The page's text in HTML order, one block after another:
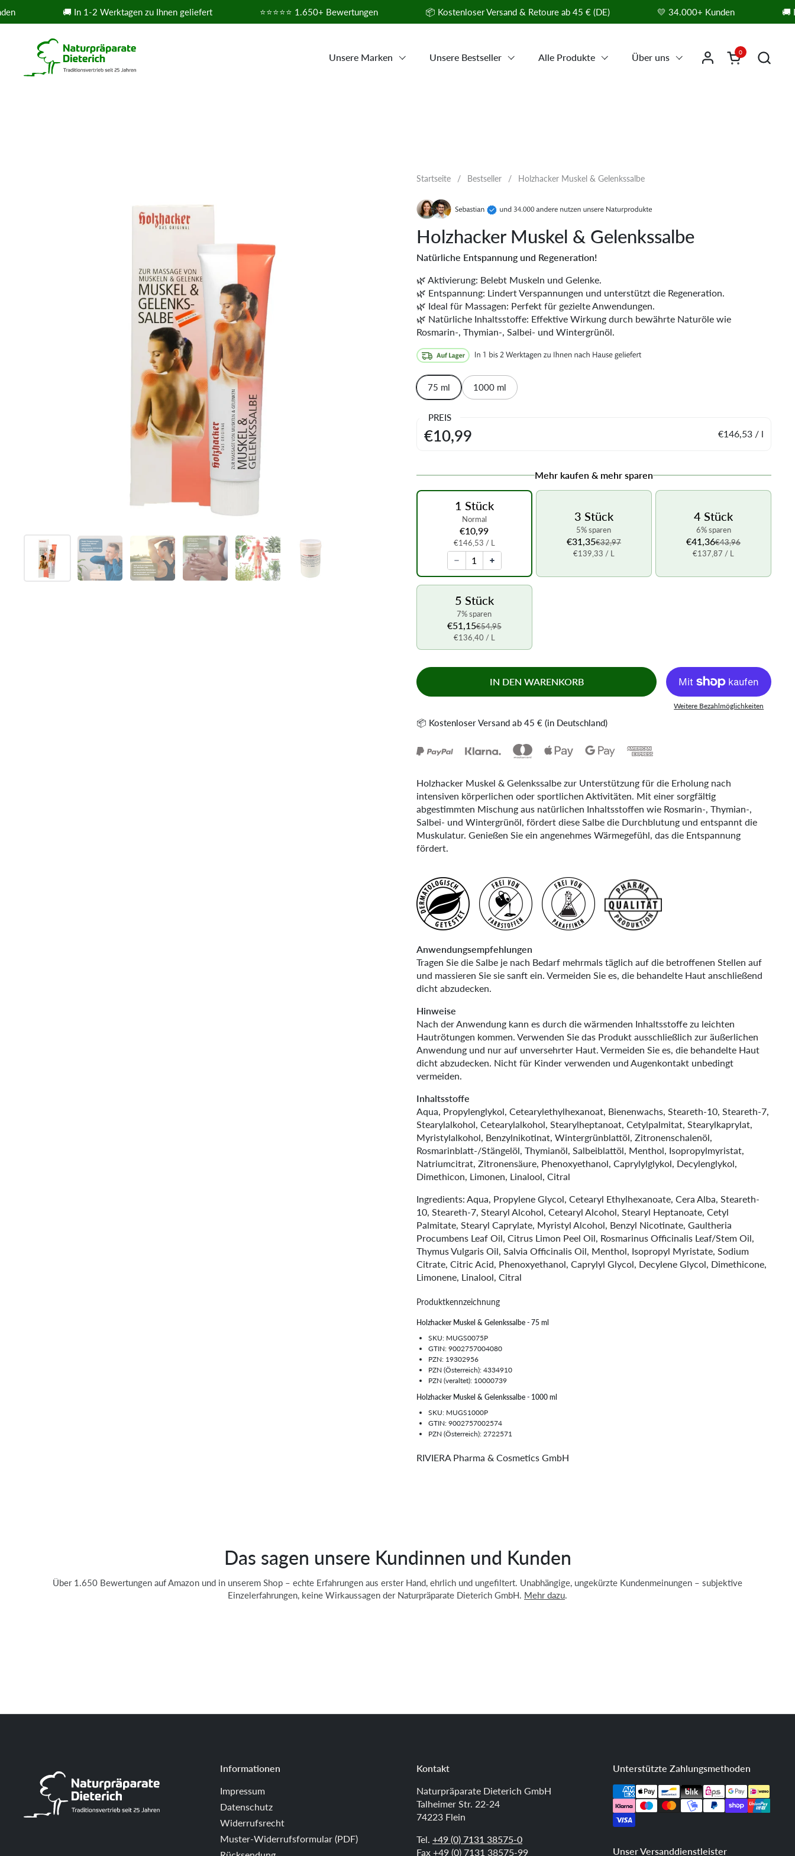
Zum Inhalt springen🚚 In 1-2 Werktagen zu Ihnen geliefert ⭐⭐⭐⭐⭐ 1.650+ Bewertungen 📦 Kostenloser Versand & Retoure ab 45 € (DE) 💛 34.000+ Kunden 🚚 In
Warenkorb
0
Unsere Marken Unsere Bestseller Alle Produkte Über uns
Startseite / Bestseller / Holzhacker Muskel & Gelenkssalbe
Holzhacker Muskel & Gelenkssalbe
Natürliche Entspannung und Regeneration!
🌿 Aktivierung: Belebt Muskeln und Gelenke.
🌿 Entspannung: Lindert Verspannungen und unterstützt die Regeneration.
🌿 Ideal für Massagen: Perfekt für gezielte Anwendungen.
🌿 Natürliche Inhaltsstoffe: Effektive Wirkung durch bewährte Naturöle wie
Rosmarin-, Thymian-, Salbei- und Wintergrünöl.
75 ml 1000 ml
PREIS
€10,99 €146,53 / l
Mehr kaufen & mehr sparen
1 Stück
Normal
€10,99
€146,53 / L
3 Stück
5% sparen
€31,35€32,97
€139,33 / L
4 Stück
6% sparen
€41,36€43,96
€137,87 / L
5 Stück
7% sparen
€51,15€54,95
€136,40 / L
IN DEN WARENKORB
Weitere Bezahlmöglichkeiten
📦 Kostenloser Versand ab 45 € (in Deutschland)
Holzhacker Muskel & Gelenkssalbe zur Unterstützung für die Erholung nach
intensiven körperlichen oder sportlichen Aktivitäten. Mit einer sorgfältig
abgestimmten Mischung aus natürlichen Inhaltsstoffen wie Rosmarin-, Thymian-,
Salbei- und Wintergrünöl, fördert diese Salbe die Durchblutung und entspannt die
Muskulatur. Genießen Sie ein angenehmes Wärmegefühl, das die Entspannung
fördert.
Anwendungsempfehlungen
Tragen Sie die Salbe je nach Bedarf mehrmals täglich auf die betroffenen Stellen auf
und massieren Sie sie sanft ein. Vermeiden Sie es, die behandelte Haut anschließend
dicht abzudecken.
Hinweise
Nach der Anwendung kann es durch die wärmenden Inhaltsstoffe zu leichten
Hautrötungen kommen. Verwenden Sie das Produkt ausschließlich zur äußerlichen
Anwendung und nur auf unversehrter Haut. Vermeiden Sie es, die behandelte Haut
dicht abzudecken. Nicht für Kinder verwenden und Augenkontakt unbedingt
vermeiden.
Inhaltsstoffe
Aqua, Propylenglykol, Cetearylethylhexanoat, Bienenwachs, Steareth-10, Steareth-7,
Stearylalkohol, Cetearylalkohol, Stearylheptanoat, Cetylpalmitat, Stearylkaprylat,
Myristylalkohol, Benzylnikotinat, Wintergrünblattöl, Zitronenschalenöl,
Rosmarinblatt-/Stängelöl, Thymianöl, Salbeiblattöl, Menthol, Isopropylmyristat,
Natriumcitrat, Zitronensäure, Phenoxyethanol, Caprylylglykol, Decylenglykol,
Dimethicon, Limonen, Linalool, Citral
Ingredients: Aqua, Propylene Glycol, Cetearyl Ethylhexanoate, Cera Alba, Steareth-
10, Steareth-7, Stearyl Alcohol, Cetearyl Alcohol, Stearyl Heptanoate, Cetyl
Palmitate, Stearyl Caprylate, Myristyl Alcohol, Benzyl Nicotinate, Gaultheria
Procumbens Leaf Oil, Citrus Limon Peel Oil, Rosmarinus Officinalis Leaf/Stem Oil,
Thymus Vulgaris Oil, Salvia Officinalis Oil, Menthol, Isopropyl Myristate, Sodium
Citrate, Citric Acid, Phenoxyethanol, Caprylyl Glycol, Decylene Glycol, Dimethicone,
Limonene, Linalool, Citral
Produktkennzeichnung
Holzhacker Muskel & Gelenkssalbe - 75 ml
SKU: MUGS0075P
GTIN: 9002757004080
PZN: 19302956
PZN (Österreich): 4334910
PZN (veraltet): 10000739
Holzhacker Muskel & Gelenkssalbe - 1000 ml
SKU: MUGS1000P
GTIN: 9002757002574
PZN (Österreich): 2722571
RIVIERA Pharma & Cosmetics GmbH
Das sagen unsere Kundinnen und Kunden
Über 1.650 Bewertungen auf Amazon und in unserem Shop – echte Erfahrungen aus erster Hand, ehrlich und ungefiltert. Unabhängige, ungekürzte Kundenmeinungen – subjektive
Einzelerfahrungen, keine Wirkaussagen der Naturpräparate Dieterich GmbH. Mehr dazu.
Informationen
Impressum
Datenschutz
Widerrufsrecht
Muster-Widerrufsformular (PDF)
Kontakt
Naturpräparate Dieterich GmbH
Talheimer Str. 22-24
74223 Flein
Tel. +49 (0) 7131 38575-0
Fax +49 (0) 7131 38575-99
Unterstützte Zahlungsmethoden
Unser Versanddienstleister